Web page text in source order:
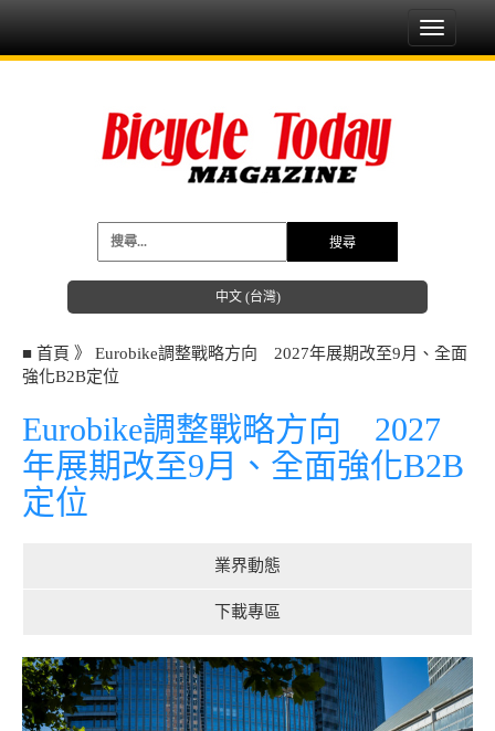
中文 (台灣)
Toggle
■ 首頁 》
Eurobike調整戰略方向 2027年展期改至9月、全面
強化B2B定位
Eurobike調整戰略方向 2027
年展期改至9月、全面強化B2B
定位
業界動態
下載專區